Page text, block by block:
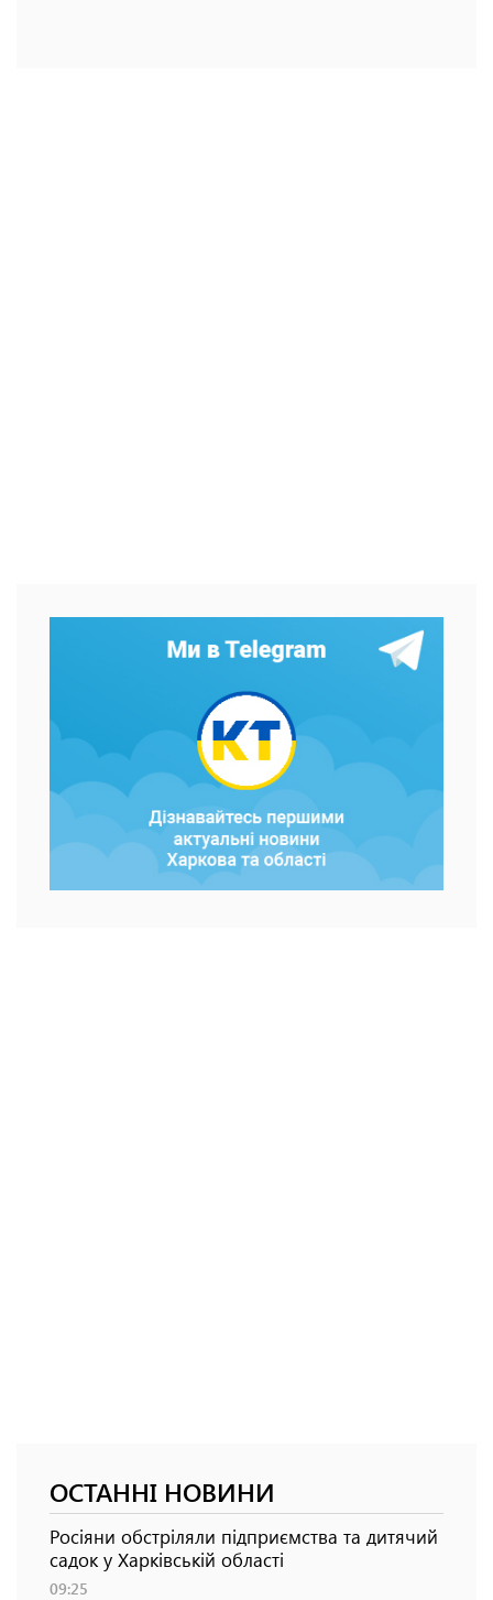
ОСТАННІ НОВИНИ
Росіяни обстріляли підприємства та дитячий
садок у Харківській області
09:25